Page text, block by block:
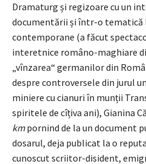
Dramaturg și regizoare cu un
documentării și într-o tematică
contemporane (a făcut
interetnice româno-maghiare
„vînzarea“ germanilor din
despre controversele din jurul
miniere cu cianuri în munții
spiritele de cîțiva ani), Gianina
kmpornind de la un document
dosarul, deja publicat la o
cunoscut scriitor-disident,